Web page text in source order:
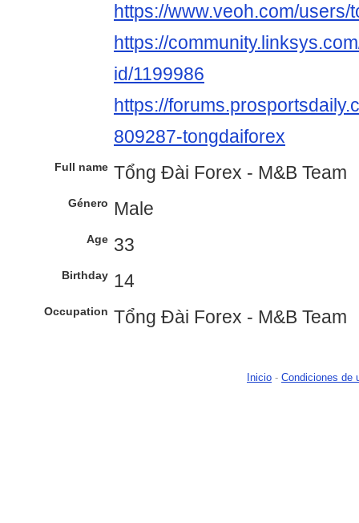
https://www.veoh.com/
https://
id/1199986
https://
809287-tongdaiforex
Full name Tổng Đài Forex - M&B Team
Género Male
Age 33
Birthday 14
Occupation Tổng Đài Forex - M&B Team
Inicio - Condiciones de